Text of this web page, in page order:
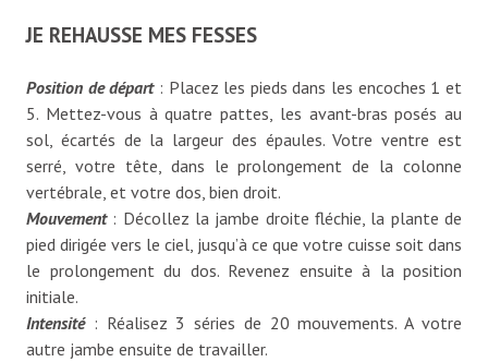
JE REHAUSSE MES FESSES
Position de départ: Placez les pieds dans les encoches 1 et
5. Mettez-vous à quatre pattes, les avant-bras posés au
sol, écartés de la largeur des épaules. Votre ventre est
serré, votre tête, dans le prolongement de la colonne
vertébrale, et votre dos, bien droit.
Mouvement: Décollez la jambe droite fléchie, la plante de
pied dirigée vers le ciel, jusqu’à ce que votre cuisse soit dans
le prolongement du dos. Revenez ensuite à la position
initiale.
Intensité: Réalisez 3 séries de 20 mouvements. A votre
autre jambe ensuite de travailler.